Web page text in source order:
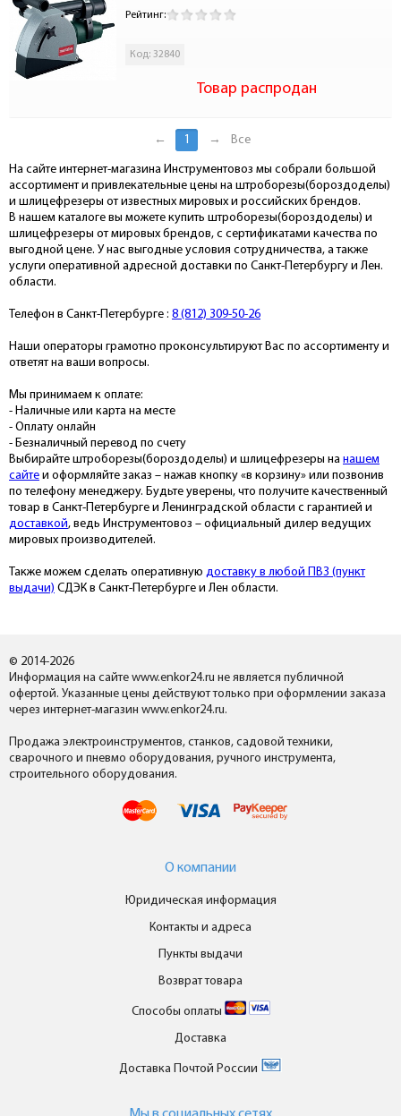
Рейтинг:
Код: 32840
Товар распродан
← 1 → Все
На сайте интернет-магазина Инструментовоз мы собрали большой
ассортимент и привлекательные цены на штроборезы(бороздоделы)
и шлицефрезеры от известных мировых и российских брендов.
В нашем каталоге вы можете купить штроборезы(бороздоделы) и
шлицефрезеры от мировых брендов, с сертификатами качества по
выгодной цене. У нас выгодные условия сотрудничества, а также
услуги оперативной адресной доставки по Санкт-Петербургу и Лен.
области.
Телефон в Санкт-Петербурге : 8 (812) 309-50-26
Наши операторы грамотно проконсультируют Вас по ассортименту и
ответят на ваши вопросы.
Мы принимаем к оплате:
- Наличные или карта на месте
- Оплату онлайн
- Безналичный перевод по счету
Выбирайте штроборезы(бороздоделы) и шлицефрезеры на нашем
сайте и оформляйте заказ – нажав кнопку «в корзину» или позвонив
по телефону менеджеру. Будьте уверены, что получите качественный
товар в Санкт-Петербурге и Ленинградской области с гарантией и
доставкой, ведь Инструментовоз – официальный дилер ведущих
мировых производителей.
Также можем сделать оперативную доставку в любой ПВЗ (пункт
выдачи) СДЭК в Санкт-Петербурге и Лен области.
© 2014-2026
Информация на сайте www.enkor24.ru не является публичной
офертой. Указанные цены действуют только при оформлении заказа
через интернет-магазин www.enkor24.ru.
Продажа электроинструментов, станков, садовой техники,
сварочного и пневмо оборудования, ручного инструмента,
строительного оборудования.
О компании
Юридическая информация
Контакты и адреса
Пункты выдачи
Возврат товара
Способы оплаты
Доставка
Доставка Почтой России